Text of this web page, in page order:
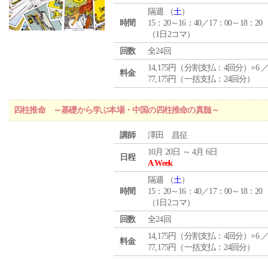
時間
隔週 （土）
15：20～16：40／17：00～18：20
（1日2コマ）
回数
全24回
料金
14,175円（分割支払：4回分）×6
77,175円（一括支払：24回分）
四柱推命 ～基礎から学ぶ本場・中国の四柱推命の真髄～
講師 澤田 昌征
日程
10月 20日 ～ 4月 6日
A Week
時間
隔週 （土）
15：20～16：40／17：00～18：20
（1日2コマ）
回数
全24回
料金
14,175円（分割支払：4回分）×6
77,175円（一括支払：24回分）